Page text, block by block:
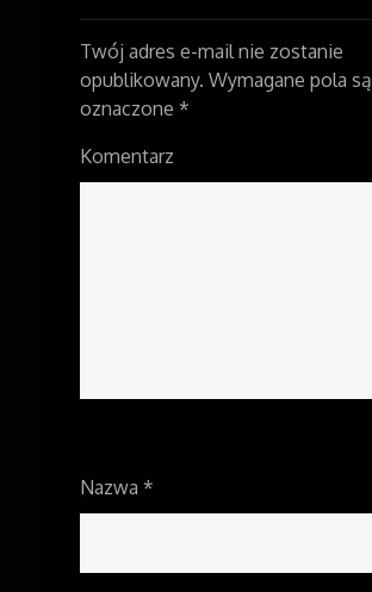
Twój adres e-mail nie zostanie
opublikowany. Wymagane pola są
oznaczone *
Komentarz
Nazwa *